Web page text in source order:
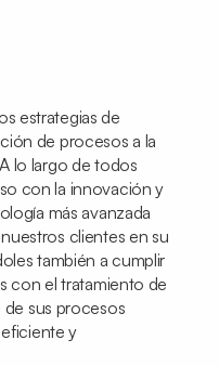
estrategias de
de procesos a la
lo largo de todos
con la innovación y
más avanzada
clientes en su
también a cumplir
con el tratamiento de
de sus procesos
y